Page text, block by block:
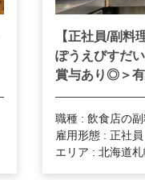
【正社員/副料
ぽうえびすだ
賞与あり◎＞
職種 : 飲食店の
雇用形態 : 正社員
エリア : 北海道